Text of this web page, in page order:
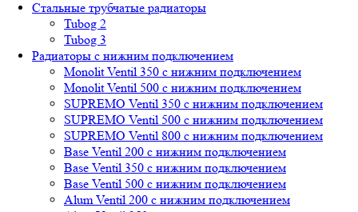
Стальные трубчатые радиаторы
Tubog 2
Tubog 3
Радиаторы с нижним подключением
Monolit Ventil 350 с нижним подключением
Monolit Ventil 500 с нижним подключением
SUPREMO Ventil 350 с нижним подключением
SUPREMO Ventil 500 с нижним подключением
SUPREMO Ventil 800 с нижним подключением
Base Ventil 200 с нижним подключением
Base Ventil 350 с нижним подключением
Base Ventil 500 с нижним подключением
Alum Ventil 200 с нижним подключением